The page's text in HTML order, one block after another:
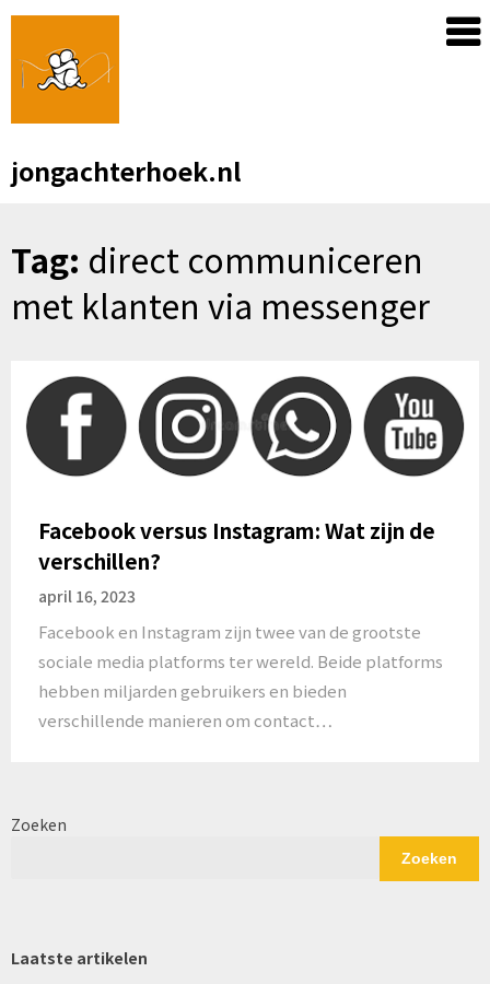
Skip
content
jongachterhoek.nl
Tag: direct communiceren
met klanten via messenger
Facebook versus Instagram: Wat zijn de
verschillen?
april 16, 2023
Facebook en Instagram zijn twee van de grootste
sociale media platforms ter wereld. Beide platforms
hebben miljarden gebruikers en bieden
verschillende manieren om contact…
Zoeken
Zoeken
Laatste artikelen